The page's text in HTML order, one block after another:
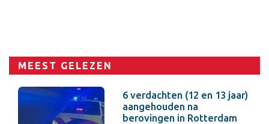
MEEST GELEZEN
6 verdachten (12 en 13 jaar)
aangehouden na
berovingen in Rotterdam